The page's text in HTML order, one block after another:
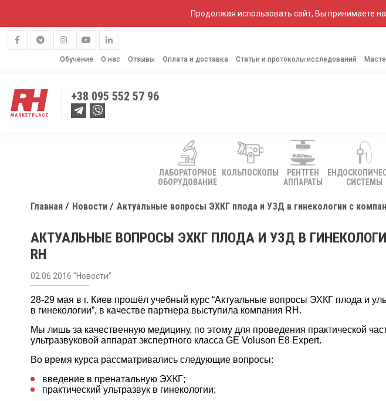
Продолжая использовать сайт, Вы принимаете
Обучение О нас Отзывы Оплата и доставка Статьи и протоколы исследований
+38 095 552 57 96
ЛАБОРАТОРНОЕ
ОБОРУДОВАНИЕ
КОЛЬПОСКОПЫ
РЕНТГЕН
АППАРАТЫ
СИСТЕМЫ
Главная Новости Актуальные вопросы ЭХКГ плода и УЗД в гинекологии с
АКТУАЛЬНЫЕ ВОПРОСЫ ЭХКГ ПЛОДА И УЗД В
RH
02.06.2016 "Новости"
28-29 мая в г. Киев прошёл учебный курс “Актуальные вопросы ЭХКГ плода и
в гинекологии”, в качестве партнера выступила компания RH.
Мы лишь за качественную медицину, по этому для проведения практической
ультразвуковой аппарат экспертного класса GE Voluson E8 Expert.
Во время курса рассматривались следующие вопросы:
введение в пренатальную ЭХКГ;
практический ультразвук в гинекологии;